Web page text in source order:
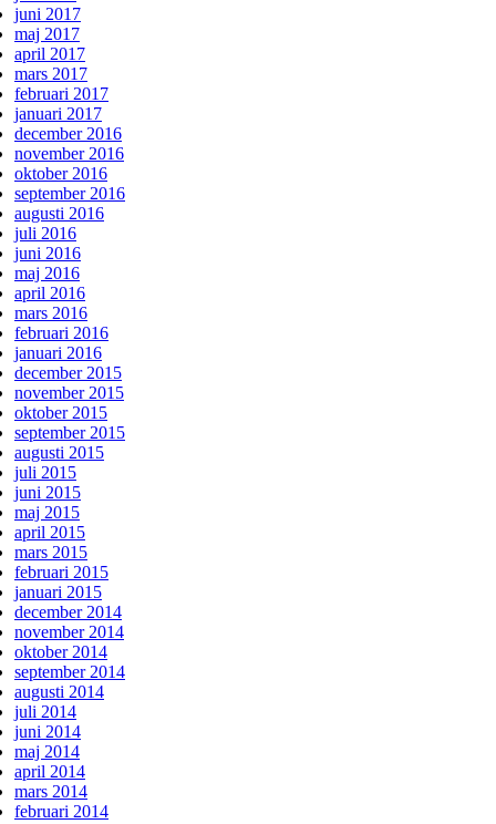
juni 2017
maj 2017
april 2017
mars 2017
februari 2017
januari 2017
december 2016
november 2016
oktober 2016
september 2016
augusti 2016
juli 2016
juni 2016
maj 2016
april 2016
mars 2016
februari 2016
januari 2016
december 2015
november 2015
oktober 2015
september 2015
augusti 2015
juli 2015
juni 2015
maj 2015
april 2015
mars 2015
februari 2015
januari 2015
december 2014
november 2014
oktober 2014
september 2014
augusti 2014
juli 2014
juni 2014
maj 2014
april 2014
mars 2014
februari 2014